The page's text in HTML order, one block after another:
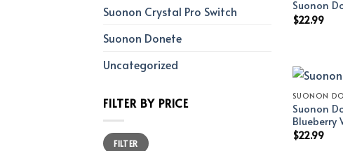
Suonon Crystal Pro Switch
Suonon Donete
Uncategorized
FILTER BY PRICE
Min
price
Max
priceFILTER
Suonon
$22.99
SUONON
Suonon
Blueberry
$22.99